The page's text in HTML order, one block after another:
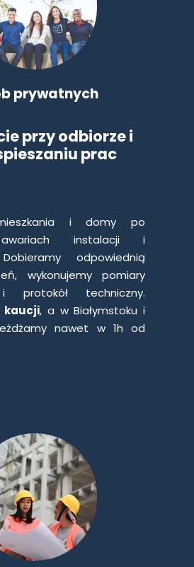
przy odbiorze i
prac
prywatnych
i domy po
awariach instalacji i
odpowiednią
wykonujemy pomiary
protokół techniczny.
kaucji, a w Białymstoku i
nawet w 1h od